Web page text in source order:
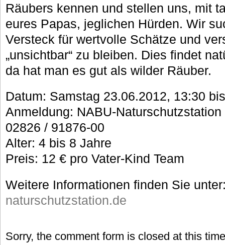
Räubers kennen und stellen uns, mit
eures Papas, jeglichen Hürden. Wir
Versteck für wertvolle Schätze und
„unsichtbar“ zu bleiben. Dies findet
da hat man es gut als wilder Räuber.
Datum: Samstag 23.06.2012, 13:30
Anmeldung: NABU-Naturschutzstation
02826 / 91876-00
Alter: 4 bis 8 Jahre
Preis: 12 € pro Vater-Kind Team
Weitere Informationen finden Sie
naturschutzstation.de
Sorry, the comment form is closed at this